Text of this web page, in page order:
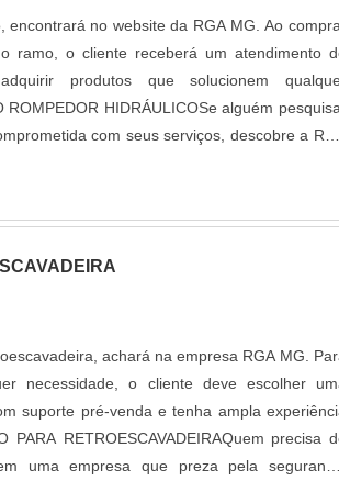
no website da RGA MG. Ao
ramo, o cliente receberá um atendimento
produtos que solucionem
ROMPEDOR HIDRÁULICOSe alguém
com seus serviços, descobre a RGA
quando o assunto é mini escavadeira e
visa sempre a qualidade final para a fidelização
hidráulico, deve-se ter a exatidão em
que ficam de fora no planejamento de
a desejar nos outros fatores.É importante
a qualidade e durabilidade dos
frequentes de produtos que não cumprem
poupar gastos
tornado destaque quando pensamos em
de qualidade. Alguns desses motivos são:
achará na empresa RGA MG.
necessidade, o cliente deve escolher
suporte pré-venda e tenha ampla
PARA RETROESCAVADEIRAQuem precisa
uma empresa que preza pela segurança,